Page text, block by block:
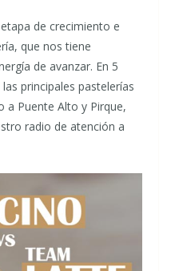
de crecimiento e
que nos tiene
de avanzar. En 5
principales pastelerías
a Puente Alto y Pirque,
radio de atención a